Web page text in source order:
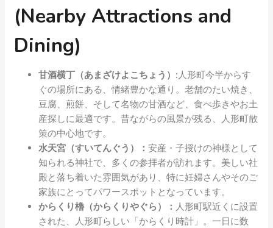
(Nearby Attractions and
Dining)
甘酒横丁（あまざけよこちょう）:人形町今半からす
ぐの場所にある、情緒豊かな通り。老舗のたい焼き、
豆腐、煎餅、そして名物の甘酒など、食べ歩きやお土
産探しに最適です。昔ながらの風景が残る、人形町散
策の中心地です。
水天宮（すいてんぐう）： 安産・子授けの神様として
知られる神社で、多くの参拝者が訪れます。美しい社
殿と落ち着いた雰囲気があり、特に妊婦さんやそのご
家族にとってパワースポットとなっています。
からくり櫓（からくりやぐら）： 人形町駅近くに設置
された、人形町らしい「からくり時計」。一日に数